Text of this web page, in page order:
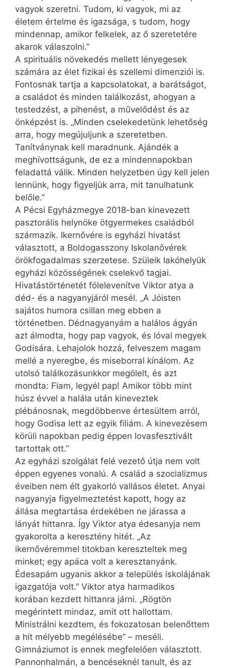
vagyok szeretni. Tudom, ki vagyok, mi az
életem értelme és igazsága, s tudom, hogy
mindennap, amikor felkelek, az ő szeretetére
akarok válaszolni.”
A spirituális növekedés mellett lényegesek
számára az élet fizikai és szellemi dimenziói is.
Fontosnak tartja a kapcsolatokat, a barátságot,
a családot és minden találkozást, ahogyan a
testedzést, a pihenést, a művelődést és az
önképzést is. „Minden cselekedetünk lehetőség
arra, hogy megújuljunk a szeretetben.
Tanítványnak kell maradnunk. Ajándék a
meghívottságunk, de ez a mindennapokban
feladattá válik. Minden helyzetben úgy kell jelen
lennünk, hogy figyeljük arra, mit tanulhatunk
belőle.”
A Pécsi Egyházmegye 2018-ban kinevezett
pasztorális helynöke ötgyermekes családból
származik. Ikernővére is egyházi hivatást
választott, a Boldogasszony Iskolanővérek
örökfogadalmas szerzetese. Szüleik lakóhelyük
egyházi közösségének cselekvő tagjai.
Hivatástörténetét fölelevenítve Viktor atya a
déd- és a nagyanyjáról mesél. „A Jóisten
sajátos humora csillan meg ebben a
történetben. Dédnagyanyám a halálos ágyán
azt álmodta, hogy pap vagyok, és lóval megyek
Godisára. Lehajolok hozzá, felveszem magam
mellé a nyeregbe, és miseborral kínálom. Az
utolsó találkozásunkkor megölelt, és azt
mondta: Fiam, legyél pap! Amikor több mint
húsz évvel a halála után kineveztek
plébánosnak, megdöbbenve értesültem arról,
hogy Godisa lett az egyik filiám. A kinevezésem
körüli napokban pedig éppen lovasfesztivált
tartottak ott.”
Az egyházi szolgálat felé vezető útja nem volt
éppen egyenes vonalú. A család a szocializmus
éveiben nem élt gyakorló vallásos életet. Anyai
nagyanyja figyelmeztetést kapott, hogy az
állása megtartása érdekében ne járassa a
lányát hittanra. Így Viktor atya édesanyja nem
gyakorolta a keresztény hitét. „Az
ikernővéremmel titokban kereszteltek meg
minket; egy apáca volt a keresztanyánk.
Édesapám ugyan­is akkor a település iskolájának
igazgatója volt.” Viktor atya harmadikos
korában kezdett hittanra járni. „Rögtön
megérintett mindaz, amit ott hallottam.
Ministrálni kezdtem, és fokozatosan belenőttem
a hit mélyebb megélésébe” – meséli.
Gimnáziumot is ennek megfelelően választott.
Pannonhalmán, a bencéseknél tanult, és az